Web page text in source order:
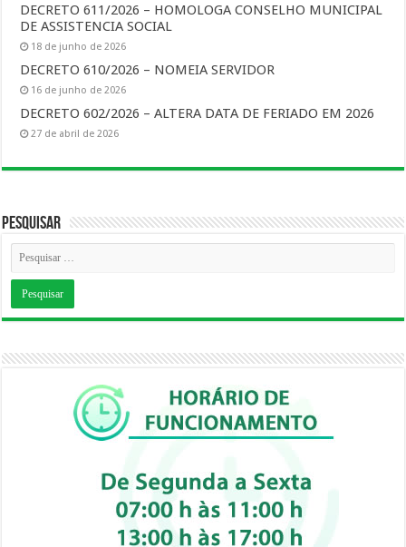
DECRETO 611/2026 – HOMOLOGA CONSELHO MUNICIPAL
DE ASSISTENCIA SOCIAL
18 de junho de 2026
DECRETO 610/2026 – NOMEIA SERVIDOR
16 de junho de 2026
DECRETO 602/2026 – ALTERA DATA DE FERIADO EM 2026
27 de abril de 2026
Pesquisar